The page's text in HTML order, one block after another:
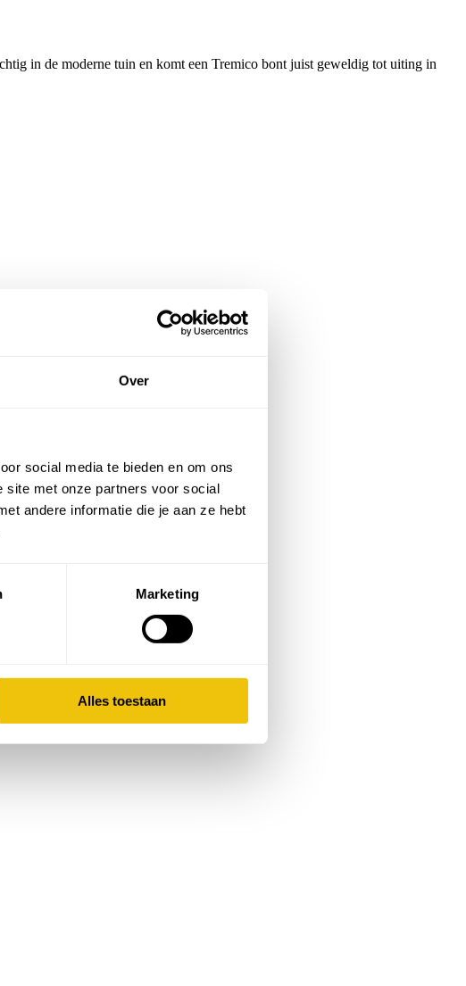
Over
social media te bieden en om ons
site met onze partners voor social
andere informatie die je aan ze hebt
Marketing
Alles toestaan
in de moderne tuin en komt een Tremico bont juist geweldig tot uiting in